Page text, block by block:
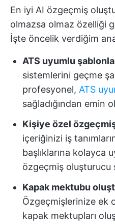
En iyi AI özgeçmiş
olmazsa olmaz özelliği
İşte öncelik verdiğim
ATS uyumlu
sistemlerini geçme
profesyonel, ATS
sağladığından emin
Kişiye özel
içeriğinizi iş
başlıklarına kolayca
özgeçmiş oluşturucu
Kapak mektubu
Özgeçmişlerinize ek
kapak mektupları